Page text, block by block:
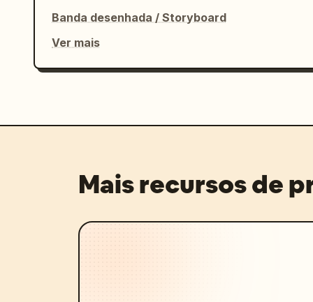
Banda desenhada / Storyboard
Ver mais
Mais recursos de